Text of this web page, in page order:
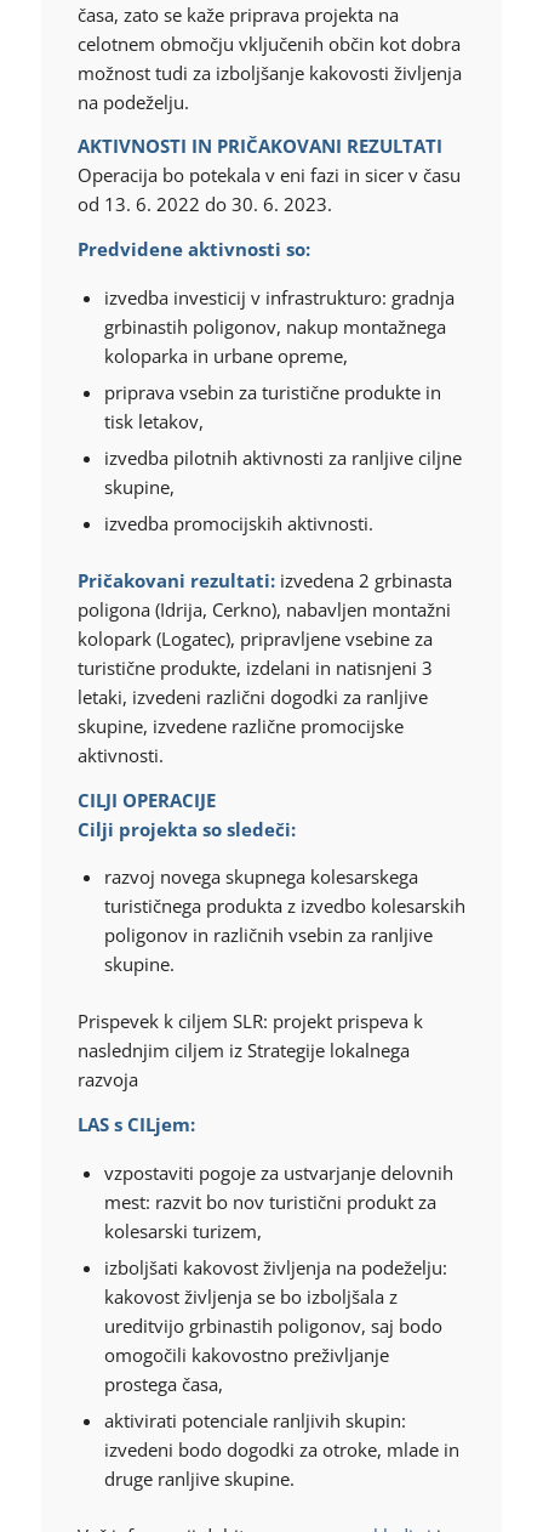
časa, zato se kaže priprava projekta na
celotnem območju vključenih občin kot dobra
možnost tudi za izboljšanje kakovosti življenja
na podeželju.
AKTIVNOSTI IN PRIČAKOVANI REZULTATI
Operacija bo potekala v eni fazi in sicer v času
od 13. 6. 2022 do 30. 6. 2023.
Predvidene aktivnosti so:
izvedba investicij v infrastrukturo: gradnja
grbinastih poligonov, nakup montažnega
koloparka in urbane opreme,
priprava vsebin za turistične produkte in
tisk letakov,
izvedba pilotnih aktivnosti za ranljive ciljne
skupine,
izvedba promocijskih aktivnosti.
Pričakovani rezultati:izvedena 2 grbinasta
poligona (Idrija, Cerkno), nabavljen montažni
kolopark (Logatec), pripravljene vsebine za
turistične produkte, izdelani in natisnjeni 3
letaki, izvedeni različni dogodki za ranljive
skupine, izvedene različne promocijske
aktivnosti.
CILJI OPERACIJE
Cilji projekta so sledeči:
razvoj novega skupnega kolesarskega
turističnega produkta z izvedbo kolesarskih
poligonov in različnih vsebin za ranljive
skupine.
Prispevek k ciljem SLR: projekt prispeva k
naslednjim ciljem iz Strategije lokalnega
razvoja
LAS s CILjem:
vzpostaviti pogoje za ustvarjanje delovnih
mest: razvit bo nov turistični produkt za
kolesarski turizem,
izboljšati kakovost življenja na podeželju:
kakovost življenja se bo izboljšala z
ureditvijo grbinastih poligonov, saj bodo
omogočili kakovostno preživljanje
prostega časa,
aktivirati potenciale ranljivih skupin:
izvedeni bodo dogodki za otroke, mlade in
druge ranljive skupine.